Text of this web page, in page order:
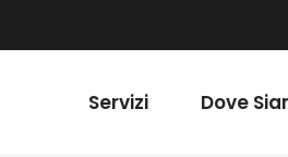
Servizi Dove